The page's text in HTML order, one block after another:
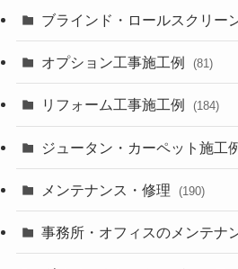
ブラインド・ロールスクリー
オプション工事施工例 (81)
リフォーム工事施工例 (184)
ジュータン・カーペット施工
メンテナンス・修理 (190)
事務所・オフィスのメンテナ